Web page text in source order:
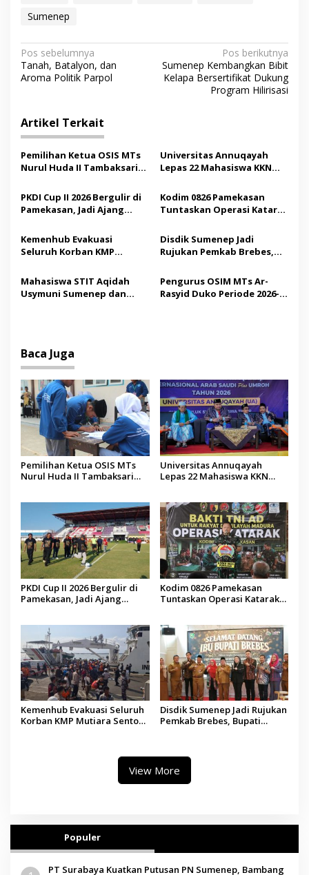
Sumenep
N
a
i
g
a
s
i
p
o
s
Pos sebelumnya
Tanah, Batalyon, dan
Aroma Politik Parpol
Pos berikutnya
Sumenep Kembangkan Bibit
Kelapa Bersertifikat Dukung
Program Hilirisasi
Artikel Terkait
Pemilihan Ketua OSIS MTs
Nurul Huda II Tambaksari
Demokrasi bagi Siswa
Universitas Annuqayah
Lepas 22 Mahasiswa KKN
Saudi
PKDI Cup II 2026 Bergulir di
Pamekasan, Jadi Ajang
Madura
Kodim 0826 Pamekasan
Tuntaskan Operasi Katarak
Tindakan Medis
Kemenhub Evakuasi
Seluruh Korban KMP
Operator Diaudit
Disdik Sumenep Jadi
Rujukan Pemkab Brebes,
Pendidikan Berbasis
Budaya
Mahasiswa STIT Aqidah
Usymuni Sumenep dan
Pengurus OSIM MTs Ar-
Rasyid Duko Periode 2026-
Baca Juga
Pemilihan Ketua OSIS MTs
Nurul Huda II Tambaksari
Universitas Annuqayah
Lepas 22 Mahasiswa KKN
PKDI Cup II 2026 Bergulir di
Pamekasan, Jadi Ajang
Kodim 0826 Pamekasan
Tuntaskan Operasi Katarak
Kemenhub Evakuasi Seluruh
Korban KMP Mutiara Sentosa
Disdik Sumenep Jadi Rujukan
Pemkab Brebes, Bupati
View More
Populer
PT Surabaya Kuatkan Putusan PN Sumenep, Bambang